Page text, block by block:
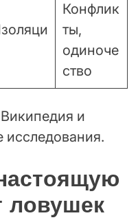
Конфлик
ты,
одиноче
ство
и
исследования.
ловушек